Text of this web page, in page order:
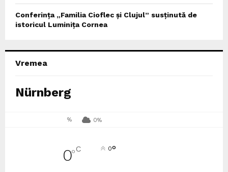
Conferința „Familia Cioflec și Clujul” susținută de
istoricul Luminița Cornea
Vremea
Nürnberg
% 0%
0°C 0°